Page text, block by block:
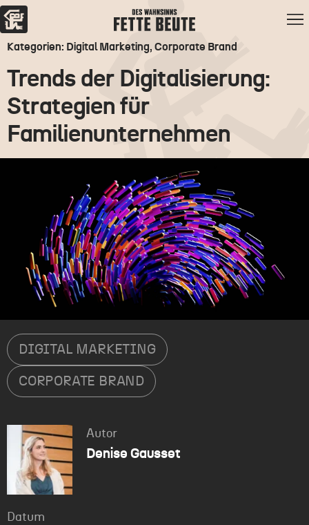
Kategorien: Digital Marketing, Corporate Brand
Trends der Digitalisierung:
Strategien für
Familienunternehmen
DIGITAL MARKETING
CORPORATE BRAND
Autor
Denise Gausset
Datum